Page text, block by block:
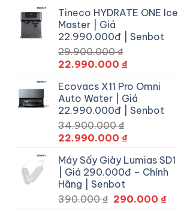
Tineco HYDRATE ONE Ice
Master | Giá
22.990.000đ | Senbot
29.900.000₫
Giá
là:
29.900.000 ₫.
22.990.000 ₫Giá
tại
là:
22.990.000 ₫.
Ecovacs X11 Pro Omni
Auto Water | Giá
22.990.000đ | Senbot
34.900.000₫
Giá
là:
34.900.000 ₫.
22.990.000 ₫Giá
tại
là:
Máy Sấy Giày Lumias SD1
| Giá 290.000đ – Chính
Hãng | Senbot
390.000₫ Giá
290.000 ₫Giá